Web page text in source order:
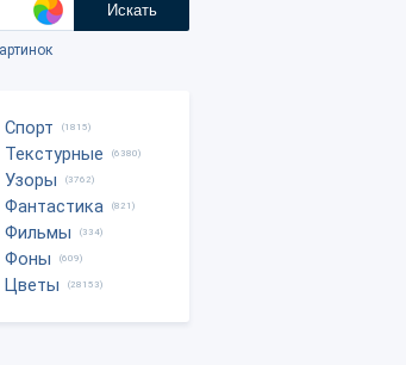
Искать
Спорт (1815)
Текстурные (6380)
Узоры (3762)
Фантастика (821)
Фильмы (334)
Фоны (609)
Цветы (28153)